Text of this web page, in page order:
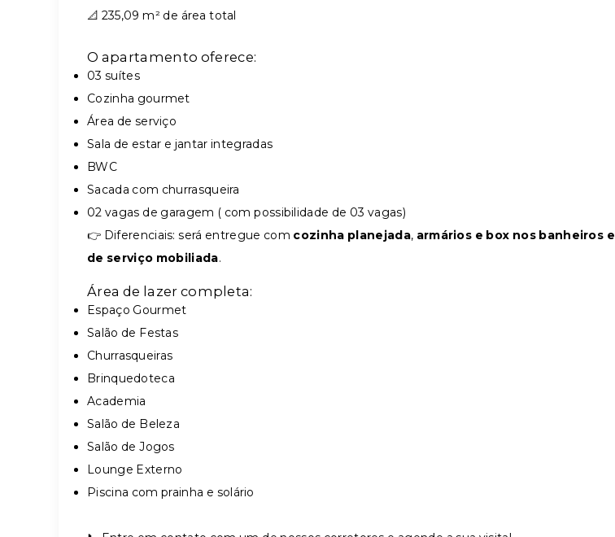
📐 235,09 m² de área total
O apartamento oferece:
03 suítes
Cozinha gourmet
Área de serviço
Sala de estar e jantar integradas
BWC
Sacada com churrasqueira
02 vagas de garagem ( com possibilidade de 03 vagas)
👉 Diferenciais: será entregue com cozinha planejada, armários e box nos banheiros e
de serviço mobiliada.
Área de lazer completa:
Espaço Gourmet
Salão de Festas
Churrasqueiras
Brinquedoteca
Academia
Salão de Beleza
Salão de Jogos
Lounge Externo
Piscina com prainha e solário